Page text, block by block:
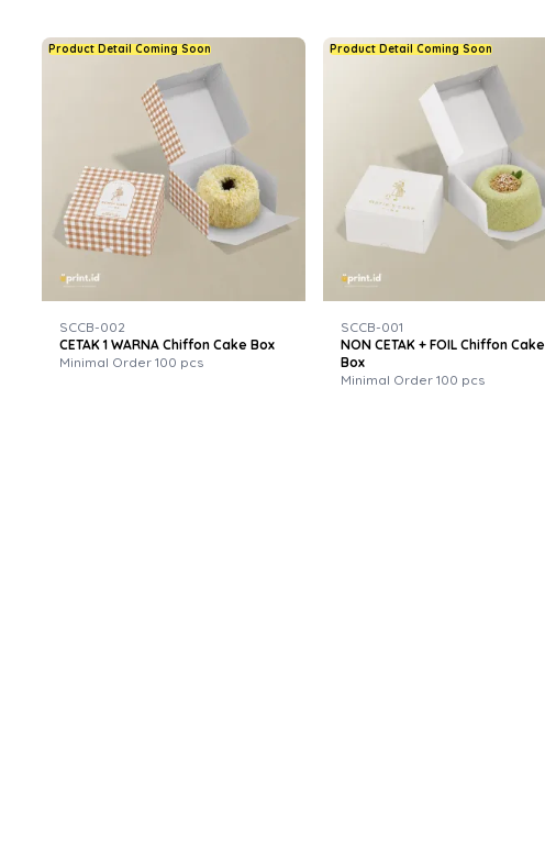
Product Detail Coming Soon
SCCB-002
CETAK 1 WARNA Chiffon Cake Box
Minimal Order 100 pcs
Product Detail Coming Soon
SCCB-001
NON CETAK + FOIL Chiffon Cake
Box
Minimal Order 100 pcs